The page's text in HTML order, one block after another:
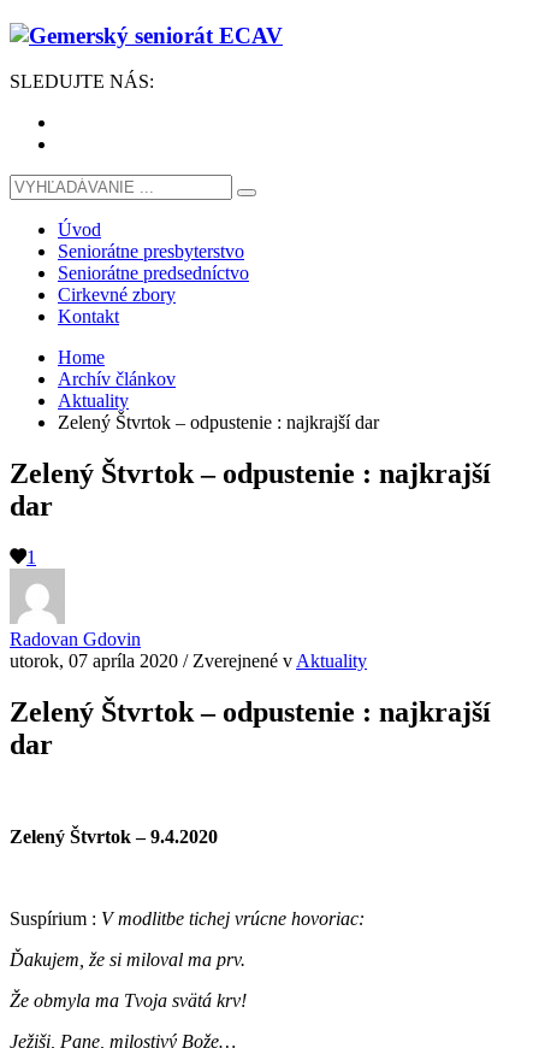
SLEDUJTE NÁS:
Úvod
Seniorátne presbyterstvo
Seniorátne predsedníctvo
Cirkevné zbory
Kontakt
Home
Archív článkov
Aktuality
Zelený Štvrtok – odpustenie : najkrajší dar
Zelený Štvrtok – odpustenie : najkrajší
dar
1
Radovan Gdovin
utorok, 07 apríla 2020 / Zverejnené v Aktuality
Zelený Štvrtok – odpustenie : najkrajší
dar
Zelený Štvrtok – 9.4.2020
Suspírium : V modlitbe tichej vrúcne hovoriac:
Ďakujem, že si miloval ma prv.
Že obmyla ma Tvoja svätá krv!
Ježiši, Pane, milostivý Bože…